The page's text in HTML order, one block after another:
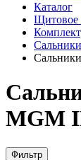
Каталог
Щитовое
Сальники
MGM
Фильтр